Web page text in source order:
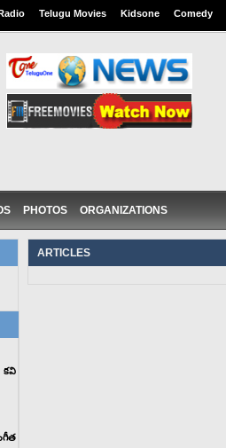
Telugu Movies Kidsone Comedy
PHOTOS ORGANIZATIONS
ARTICLES